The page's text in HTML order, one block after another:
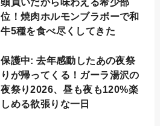
位！焼肉ホルモンブラボーで和
牛5種を食べ尽くしてきた
保護中: 去年感動したあの夜祭
りが帰ってくる！ガーラ湯沢の
夜祭り2026、昼も夜も120%楽
しめる欲張りな一日